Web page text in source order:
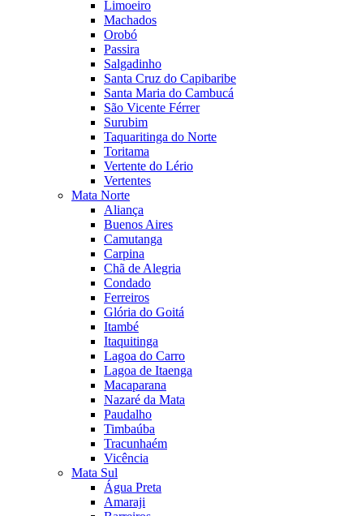
Limoeiro
Machados
Orobó
Passira
Salgadinho
Santa Cruz do Capibaribe
Santa Maria do Cambucá
São Vicente Férrer
Surubim
Taquaritinga do Norte
Toritama
Vertente do Lério
Vertentes
Mata Norte
Aliança
Buenos Aires
Camutanga
Carpina
Chã de Alegria
Condado
Ferreiros
Glória do Goitá
Itambé
Itaquitinga
Lagoa do Carro
Lagoa de Itaenga
Macaparana
Nazaré da Mata
Paudalho
Timbaúba
Tracunhaém
Vicência
Mata Sul
Água Preta
Amaraji